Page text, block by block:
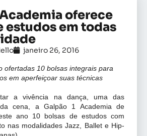
oferece
estudos em todas
janeiro 26, 2016
ofertadas 10 bolsas integrais para
em aperfeiçoar suas técnicas
a vivência na dança, uma das
cena, a Galpão 1 Academia de
ano 10 bolsas de estudos com
nas modalidades Jazz, Ballet e Hip-